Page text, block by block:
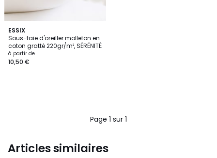
ESSIX
Sous-taie d'oreiller molleton en
coton gratté 220gr/m², SÉRÉNITÉ
à partir de
10,50 €
Page 1 sur 1
Articles similaires